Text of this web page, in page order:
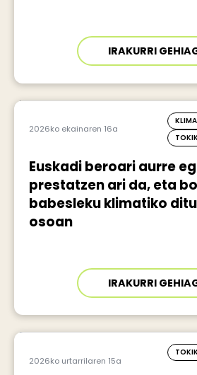
IRAKURRI
2026ko ekainaren 16a
Euskadi beroari aurre
prestatzen ari da, eta
babesleku klimatiko
osoan
IRAKURRI
2026ko urtarrilaren 15a